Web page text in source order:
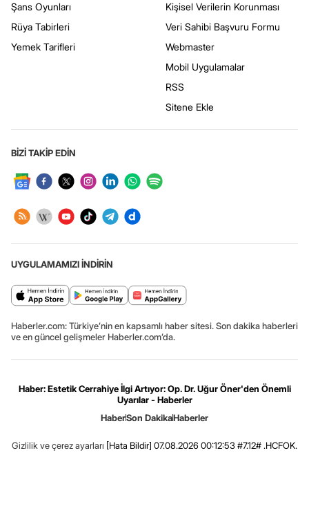
Şans Oyunları
Rüya Tabirleri
Yemek Tarifleri
Kişisel Verilerin Korunması
Veri Sahibi Başvuru Formu
Webmaster
Mobil Uygulamalar
RSS
Sitene Ekle
BİZİ TAKİP EDİN
UYGULAMAMIZI İNDİRİN
Haberler.com: Türkiye’nin en kapsamlı haber sitesi. Son dakika haberleri
ve en güncel gelişmeler Haberler.com’da.
Haber: Estetik Cerrahiye İlgi Artıyor: Op. Dr. Uğur Öner'den Önemli
Uyarılar - Haberler
HaberSon DakikaHaberler
Gizlilik ve çerez ayarları [Hata Bildir] 07.08.2026 00:12:53 #7.12# .HCFOK.